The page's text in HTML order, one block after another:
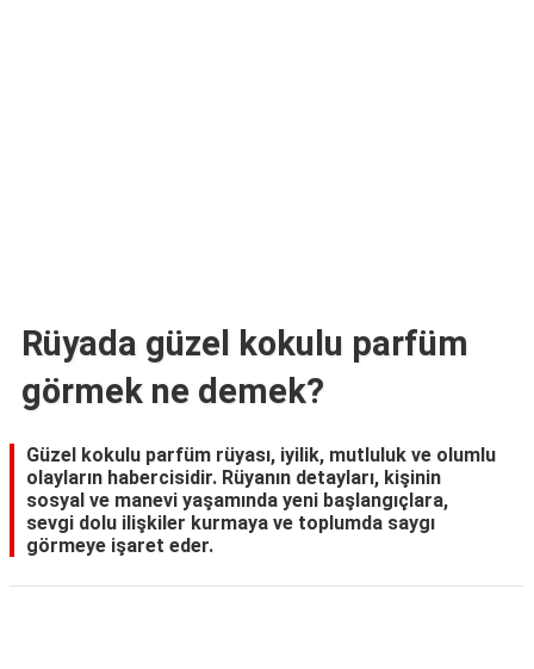
Rüyada güzel kokulu parfüm
görmek ne demek?
Güzel kokulu parfüm rüyası, iyilik, mutluluk ve olumlu
olayların habercisidir. Rüyanın detayları, kişinin
sosyal ve manevi yaşamında yeni başlangıçlara,
sevgi dolu ilişkiler kurmaya ve toplumda saygı
görmeye işaret eder.